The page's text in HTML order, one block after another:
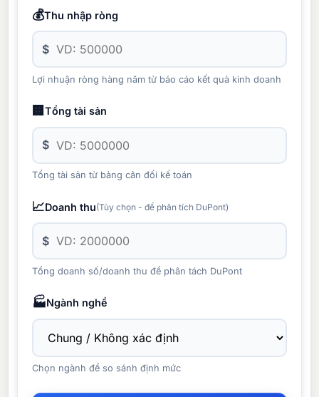
💰Thu nhập ròng
$
Lợi nhuận ròng hàng năm từ báo cáo kết quả kinh doanh
🏢Tổng tài sản
$
Tổng tài sản từ bảng cân đối kế toán
📈Doanh thu(Tùy chọn - để phân tích DuPont)
$
Tổng doanh số/doanh thu để phân tách DuPont
🏭Ngành nghề
Chọn ngành để so sánh định mức